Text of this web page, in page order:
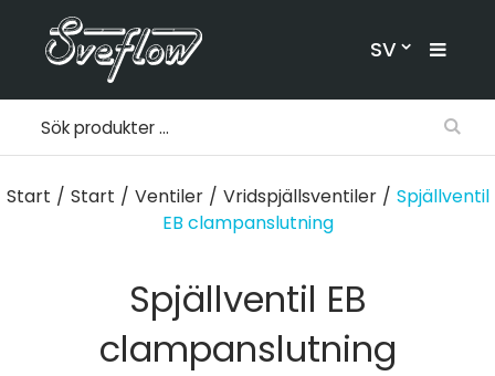
SV
Start / Start / Ventiler / Vridspjällsventiler / Spjällventil
EB clampanslutning
Spjällventil EB
clampanslutning